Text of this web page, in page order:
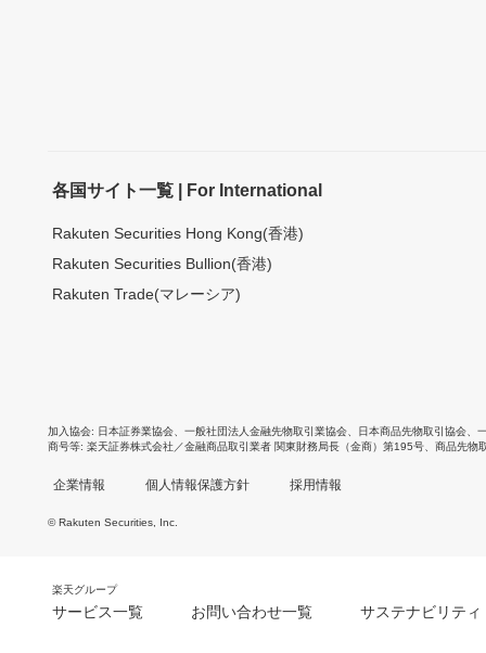
各国サイト一覧 | For International
Rakuten Securities Hong Kong(香港)
Rakuten Securities Bullion(香港)
Rakuten Trade(マレーシア)
加入協会 日本証券業協会 一般社団法人金融先物取引業協会 日本商品先物取引協会
商号等 楽天証券株式会社／金融商品取引業者 関東財務局長（金商）第195号、商品先物
企業情報 個人情報保護方針 採用情報
© Rakuten Securities, Inc.
楽天グループ
サービス一覧 お問い合わせ一覧 サステナビリティ